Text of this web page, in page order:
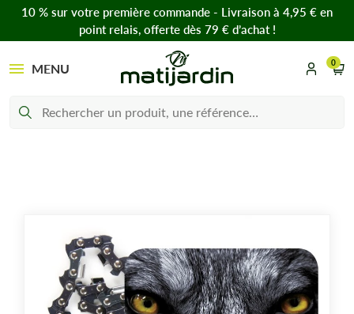
10 % sur votre première commande - Livraison à 4,95 € en
point relais, offerte dès 79 € d’achat !
MENU 0